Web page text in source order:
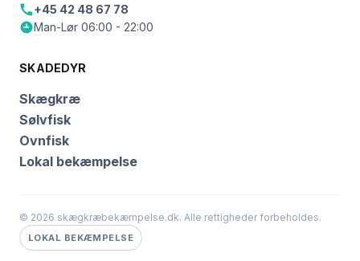
+45 42 48 67 78
Man-Lør 06:00 - 22:00
SKADEDYR
Skægkræ
Sølvfisk
Ovnfisk
Lokal bekæmpelse
© 2026 skægkræbekæmpelse.dk. Alle rettigheder forbeholdes.
LOKAL BEKÆMPELSE